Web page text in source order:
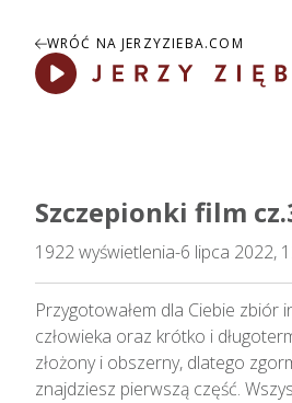
WRÓĆ NA JERZYZIEBA.COM
Szczepionki film
1922wyświetlenia-6 lipca 2022,
Przygotowałem dla Ciebie
człowieka oraz krótko i
złożony i obszerny, dlatego
znajdziesz pierwszą część.